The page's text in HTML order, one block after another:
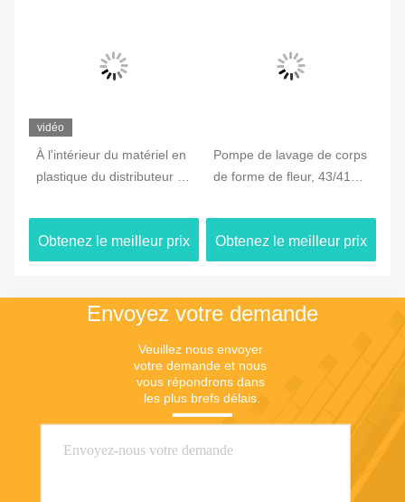
vidéo
À l'intérieur du matériel en
plastique du distributeur pp
corps de noyau pour la
bouteille 300ml
Obtenez le meilleur prix
Pompe de lavage de corps
de forme de fleur, 43/410
de lotion
Obtenez le meilleur prix
Envoyez votre demande
Veuillez nous envoyer
votre demande et nous
vous répondrons dans
les plus brefs délais.